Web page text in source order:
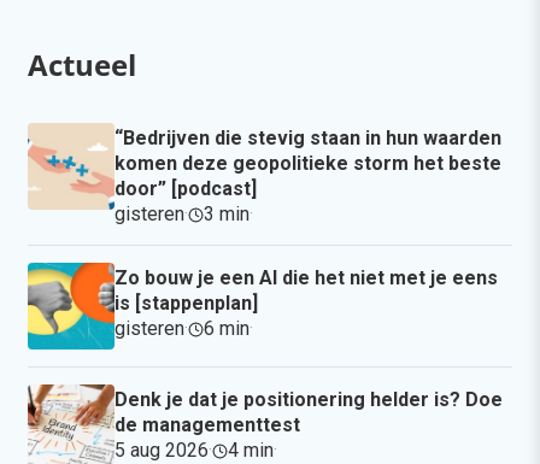
Actueel
“Bedrijven die stevig staan in hun waarden
komen deze geopolitieke storm het beste
door” [podcast]
gisteren· 3 min·
Zo bouw je een AI die het niet met je eens
is [stappenplan]
gisteren· 6 min·
Denk je dat je positionering helder is? Doe
de managementtest
5 aug 2026· 4 min·